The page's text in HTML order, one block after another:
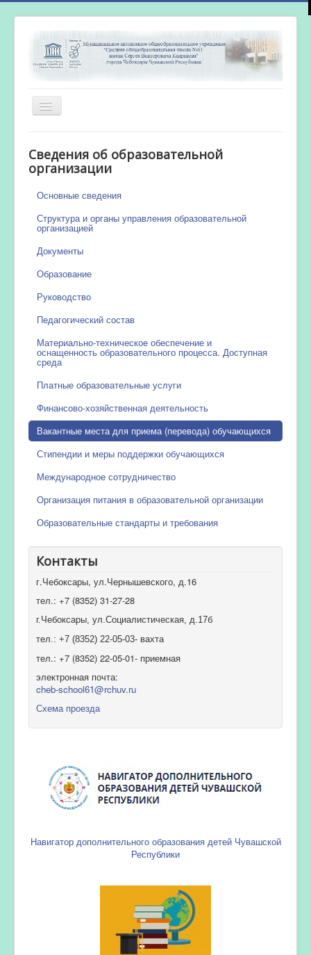
Включить/
выключить
Новости
Сведения об образовательной
организации
Основные сведения
Структура и органы управления образовательной
организацией
Документы
Образование
Руководство
Педагогический состав
Материально-техническое обеспечение и
оснащенность образовательного процесса. Доступная
среда
Платные образовательные услуги
Финансово-хозяйственная деятельность
Вакантные места для приема (перевода) обучающихся
Стипендии и меры поддержки обучающихся
Международное сотрудничество
Организация питания в образовательной организации
Образовательные стандарты и требования
Контакты
г.Чебоксары, ул.Чернышевского, д.16
тел.: +7 (8352) 31-27-28
г.Чебоксары, ул.Социалистическая, д.17б
тел.: +7 (8352) 22-05-03- вахта
тел.: +7 (8352) 22-05-01- приемная
электронная почта:
cheb-school61@rchuv.ru
Схема проезда
Навигатор дополнительного образования детей Чувашской
Республики